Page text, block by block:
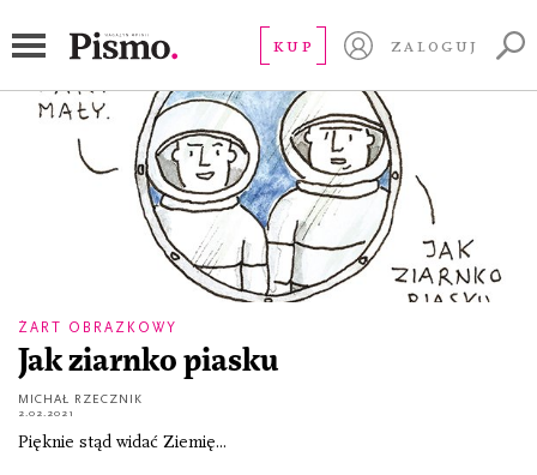
KUP ZALOGUJ
Michał Łuczewski
ŻART OBRAZKOWY
Jak ziarnko piasku
MICHAŁ RZECZNIK
2.02.2021
Pięknie stąd widać Ziemię...